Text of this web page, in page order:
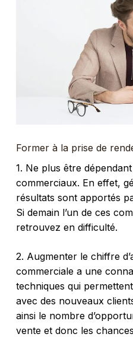
Former à la prise de
1. Ne plus être
commerciaux. En effet,
résultats sont apportés
Si demain l’un de ces
retrouvez en difficulté.
2. Augmenter le chiffre
commerciale a une
techniques qui
avec des nouveaux
ainsi le nombre
vente et donc les